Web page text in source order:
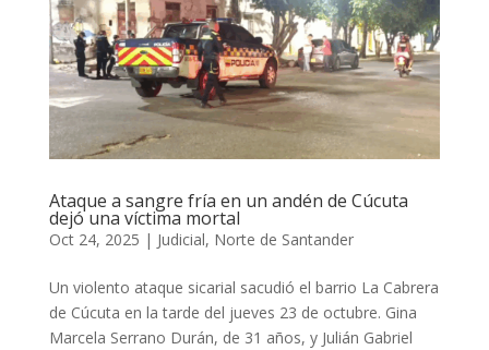
Ataque a sangre fría en un andén de Cúcuta
dejó una víctima mortal
Oct 24, 2025 | Judicial, Norte de Santander
Un violento ataque sicarial sacudió el barrio La Cabrera
de Cúcuta en la tarde del jueves 23 de octubre. Gina
Marcela Serrano Durán, de 31 años, y Julián Gabriel